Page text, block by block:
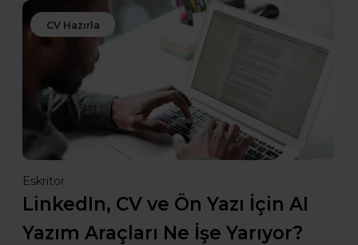
CV Hazırla
Eskritor
LinkedIn, CV ve Ön Yazı İçin AI
Yazım Araçları Ne İşe Yarıyor?